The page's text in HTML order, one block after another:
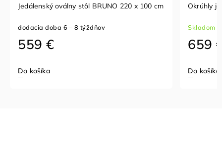
Jedálenský oválny stôl BRUNO 220 x 100 cm
dodacia doba 6 – 8 týždňov
559 €
Do košíka
Okrúhly
Skladom
659
Do košíka